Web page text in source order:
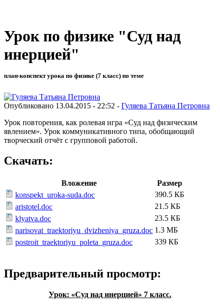
Урок по физике "Суд над
инерцией"
план-конспект урока по физике (7 класс) по теме
Опубликовано 13.04.2015 - 22:52 - Гуляева Татьяна Петровна
Урок повторения, как ролевая игра «Суд над физическим
явлением». Урок коммуникативного типа, обобщающий
творческий отчёт с групповой работой.
Скачать:
Вложение
Размер
konspekt_uroka-suda.doc
390.5 КБ
aristotel.doc
21.5 КБ
klyatva.doc
23.5 КБ
narisovat_traektoriyu_dvizheniya_gruza.doc 1.3 МБ
postroit_traektoriyu_poleta_gruza.doc
339 КБ
Предварительный просмотр:
Урок: «Суд над инерцией» 7 класс.